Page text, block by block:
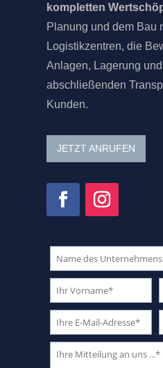
kompletten
Planung und dem Bau
Logistikzentren, die
Anlagen, Lagerung
abschließenden
Kunden.
JETZT ANRUFEN